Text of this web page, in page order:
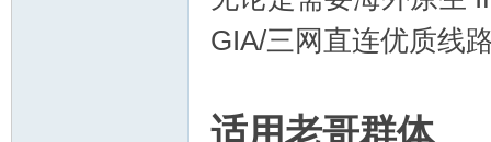
GIA/三网直连优质线
适用老哥群体